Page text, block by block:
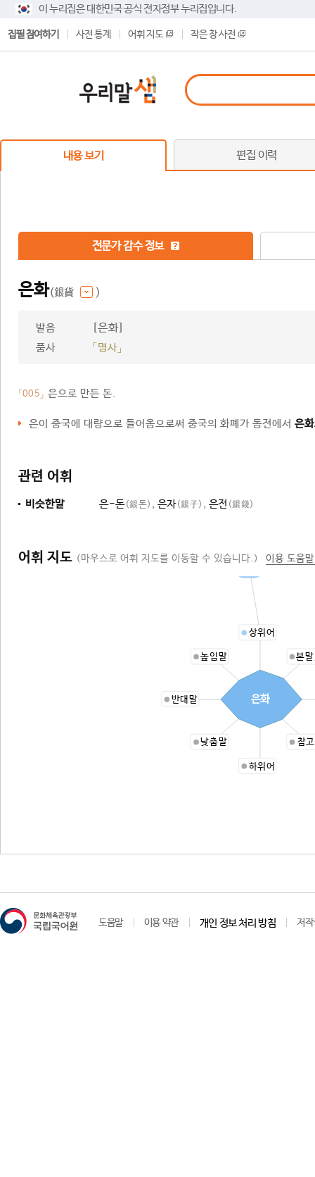
이 누리집은 대한민국 공식 전자정부 누리집입니다.
집필 참여하기 사전 통계 어휘 지도 작은 창 사전
내용 보기 편집 이력
전문가 감수 정보
은화(銀貨 )
발음 [은화]
품사 「명사」
「005」 은으로 만든 돈.
은이 중국에 대량으로 들어옴으로써 중국의 화폐가 동전에서 은
관련 어휘
비슷한말 은-돈(銀돈) , 은자(銀子) , 은전 (銀錢)
어휘 지도 (마우스로 어휘 지도를 이동할 수 있습니다.) 이용 도움
상위어
본
참
하위어
낮춤말
반대말
높임말
은화
도움말 이용 약관 개인 정보 처리 방침 저